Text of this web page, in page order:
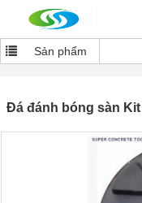
Sản phẩm
Đá đánh bóng sàn